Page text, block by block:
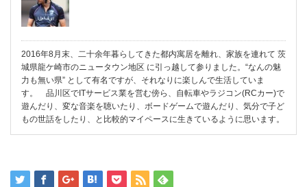
2016年8月末、二十余年暮らしてきた都内寓居を離れ、家族を連れて 茨
城県龍ケ崎市のニュータウン地区 に引っ越して参りました。“なんの魅
力も無い県” として有名ですが、それなりに楽しんで生活していま
す。 品川区でITサービス業を営む傍ら、自転車やラジコン(RCカー)で
遊んだり、変な音楽を聴いたり、ボードゲームで遊んだり、気分で子ど
もの世話をしたり、と比較的マイペースに生きているように思います。